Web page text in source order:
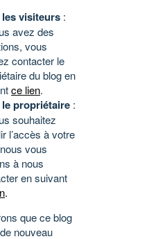
visiteurs :
avez des
vous
contacter le
du blog en
ce lien.
propriétaire :
souhaitez
l’accès à votre
vous
à nous
en suivant
.
que ce blog
nouveau